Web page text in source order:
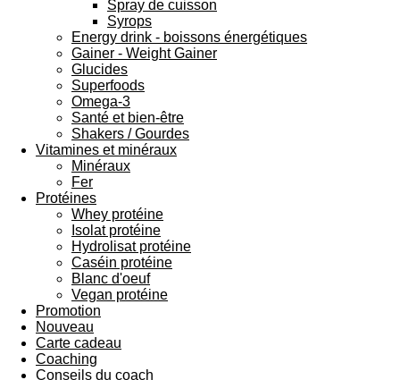
Spray de cuisson
Syrops
Energy drink - boissons énergétiques
Gainer - Weight Gainer
Glucides
Superfoods
Omega-3
Santé et bien-être
Shakers / Gourdes
Vitamines et minéraux
Minéraux
Fer
Protéines
Whey protéine
Isolat protéine
Hydrolisat protéine
Caséin protéine
Blanc d'oeuf
Vegan protéine
Promotion
Nouveau
Carte cadeau
Coaching
Conseils du coach